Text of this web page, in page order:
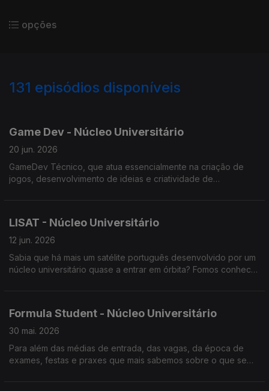
opções
131 episódios disponíveis
Game Dev - Núcleo Universitário
20 jun. 2026
GameDev Técnico, que atua essencialmente na criação de
jogos, desenvolvimento de ideias e criatividade de
LISAT - Núcleo Universitário
12 jun. 2026
Sabia que há mais um satélite português desenvolvido por um
núcleo universitário quase a entrar em órbita? Fomos conhecer
Formula Student - Núcleo Universitário
30 mai. 2026
Para além das médias de entrada, das vagas, da época de
exames, festas e praxes que mais sabemos sobre o que se